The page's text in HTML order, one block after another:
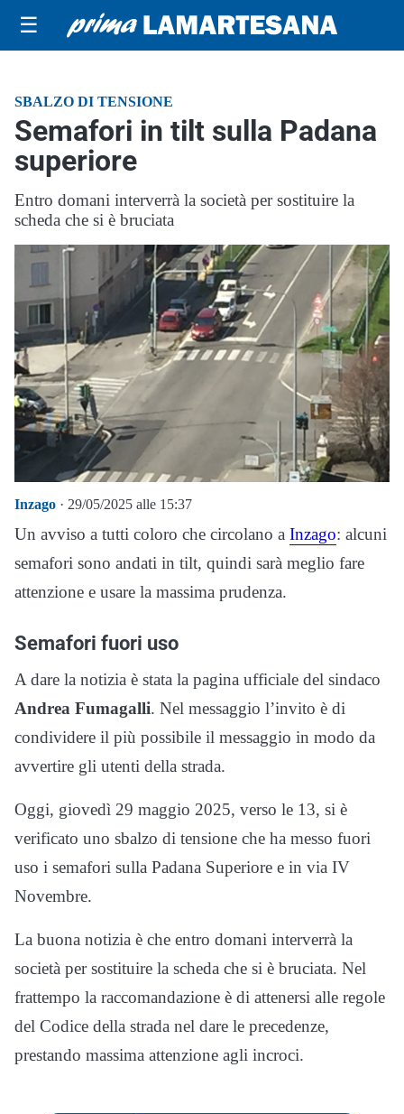
☰
SBALZO DI TENSIONE
Semafori in tilt sulla Padana
superiore
Entro domani interverrà la società per sostituire la
scheda che si è bruciata
Inzago · 29/05/2025 alle 15:37
Un avviso a tutti coloro che circolano a Inzago: alcuni
semafori sono andati in tilt, quindi sarà meglio fare
attenzione e usare la massima prudenza.
Semafori fuori uso
A dare la notizia è stata la pagina ufficiale del sindaco
Andrea Fumagalli. Nel messaggio l’invito è di
condividere il più possibile il messaggio in modo da
avvertire gli utenti della strada.
Oggi, giovedì 29 maggio 2025, verso le 13, si è
verificato uno sbalzo di tensione che ha messo fuori
uso i semafori sulla Padana Superiore e in via IV
Novembre.
La buona notizia è che entro domani interverrà la
società per sostituire la scheda che si è bruciata. Nel
frattempo la raccomandazione è di attenersi alle regole
del Codice della strada nel dare le precedenze,
prestando massima attenzione agli incroci.